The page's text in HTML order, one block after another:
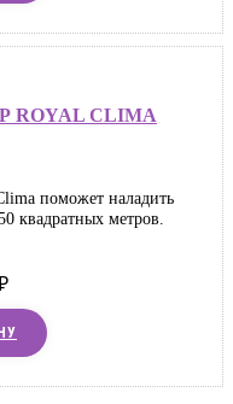
CLIMA
поможет наладить
квадратных метров.